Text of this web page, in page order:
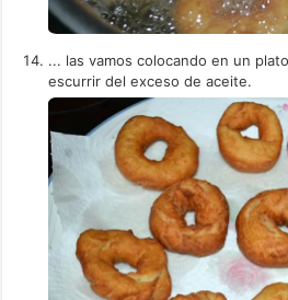
... las vamos colocando en un
escurrir del exceso de aceite.